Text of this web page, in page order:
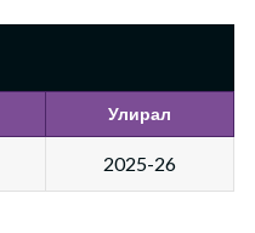
Улирал
2025-26